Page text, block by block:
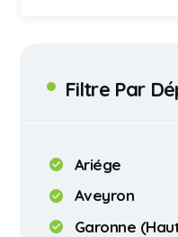
Filtre Par
Ariége
Aveyron
Garonne